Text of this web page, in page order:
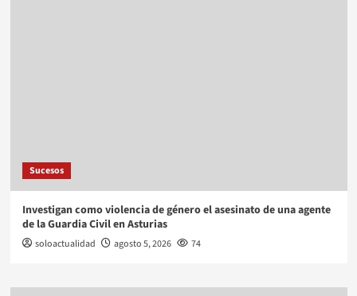
Sucesos
Investigan como violencia de género el asesinato de una agente
de la Guardia Civil en Asturias
soloactualidad agosto 5, 2026 74